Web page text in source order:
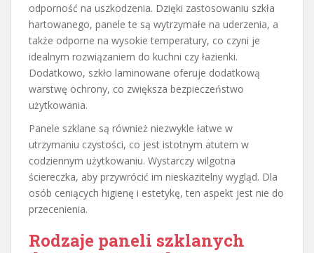
odporność na uszkodzenia. Dzięki zastosowaniu szkła
hartowanego, panele te są wytrzymałe na uderzenia, a
także odporne na wysokie temperatury, co czyni je
idealnym rozwiązaniem do kuchni czy łazienki.
Dodatkowo, szkło laminowane oferuje dodatkową
warstwę ochrony, co zwiększa bezpieczeństwo
użytkowania.
Panele szklane są również niezwykle łatwe w
utrzymaniu czystości, co jest istotnym atutem w
codziennym użytkowaniu. Wystarczy wilgotna
ściereczka, aby przywrócić im nieskazitelny wygląd. Dla
osób ceniących higienę i estetykę, ten aspekt jest nie do
przecenienia.
Rodzaje paneli szklanych